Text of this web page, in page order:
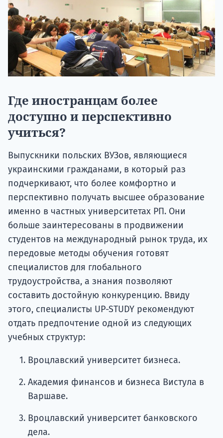
Где иностранцам более
доступно и перспективно
учиться?
Выпускники польских ВУЗов, являющиеся
украинскими гражданами, в который раз
подчеркивают, что более комфортно и
перспективно получать высшее образование
именно в частных университетах РП. Они
больше заинтересованы в продвижении
студентов на международный рынок труда, их
передовые методы обучения готовят
специалистов для глобального
трудоустройства, а знания позволяют
составить достойную конкуренцию. Ввиду
этого, специалисты UP-STUDY рекомендуют
отдать предпочтение одной из следующих
учебных структур:
Вроцлавский университет бизнеса.
Академия финансов и бизнеса Вистула в
Варшаве.
Вроцлавский университет банковского
дела.